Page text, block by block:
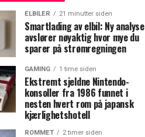
ELBILER 21 minutter siden
Smartlading av elbil: Ny analyse
avslører nøyaktig hvor mye du
sparer på strømregningen
GAMING 1 time siden
Ekstremt sjeldne Nintendo-
konsoller fra 1986 funnet i
nesten hvert rom på japansk
kjærlighetshotell
ROMMET 2 timer siden